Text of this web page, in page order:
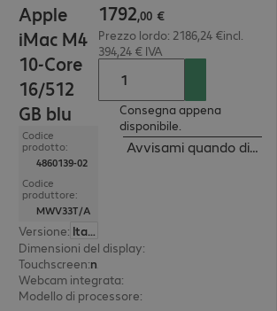
Apple
iMac M4
10-Core
16/512
GB blu
Codice
prodotto:
4860139-02
Codice
produttore:
MWV33T/A
Versione:
Italiano
Dimensioni del display:
Touchscreen:
Webcam integrata:
Modello di processore:
1792,00 €
Prezzo lordo: 2186,24 €incl.
394,24 € IVA
Consegna appena
disponibile.
Avvisami quando